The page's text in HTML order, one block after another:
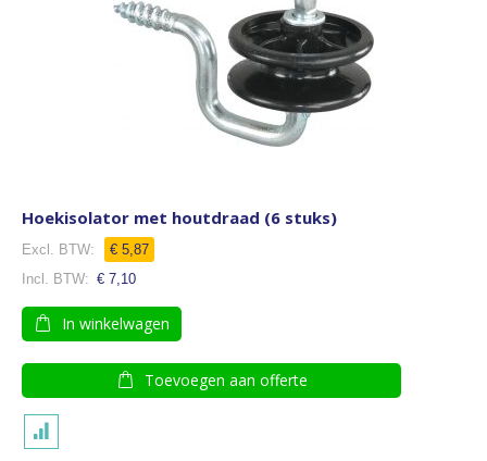
Hoekisolator met houtdraad (6 stuks)
€ 5,87
€ 7,10
In winkelwagen
Toevoegen aan offerte